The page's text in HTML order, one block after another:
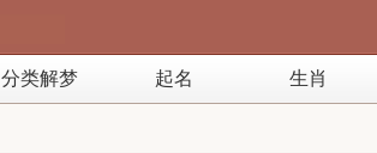
分类解梦 起名 生肖